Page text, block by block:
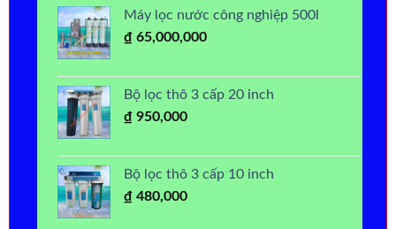
Máy lọc nước công nghiệp 500l
₫65,000,000
Bộ lọc thô 3 cấp 20 inch
₫950,000
Bộ lọc thô 3 cấp 10 inch
₫480,000